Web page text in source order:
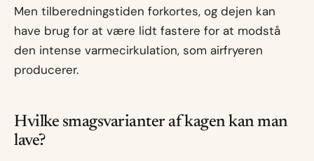
Men tilberedningstiden forkortes, og dejen kan
have brug for at være lidt fastere for at modstå
den intense varmecirkulation, som airfryeren
producerer.
Hvilke smagsvarianter af kagen kan man
lave?